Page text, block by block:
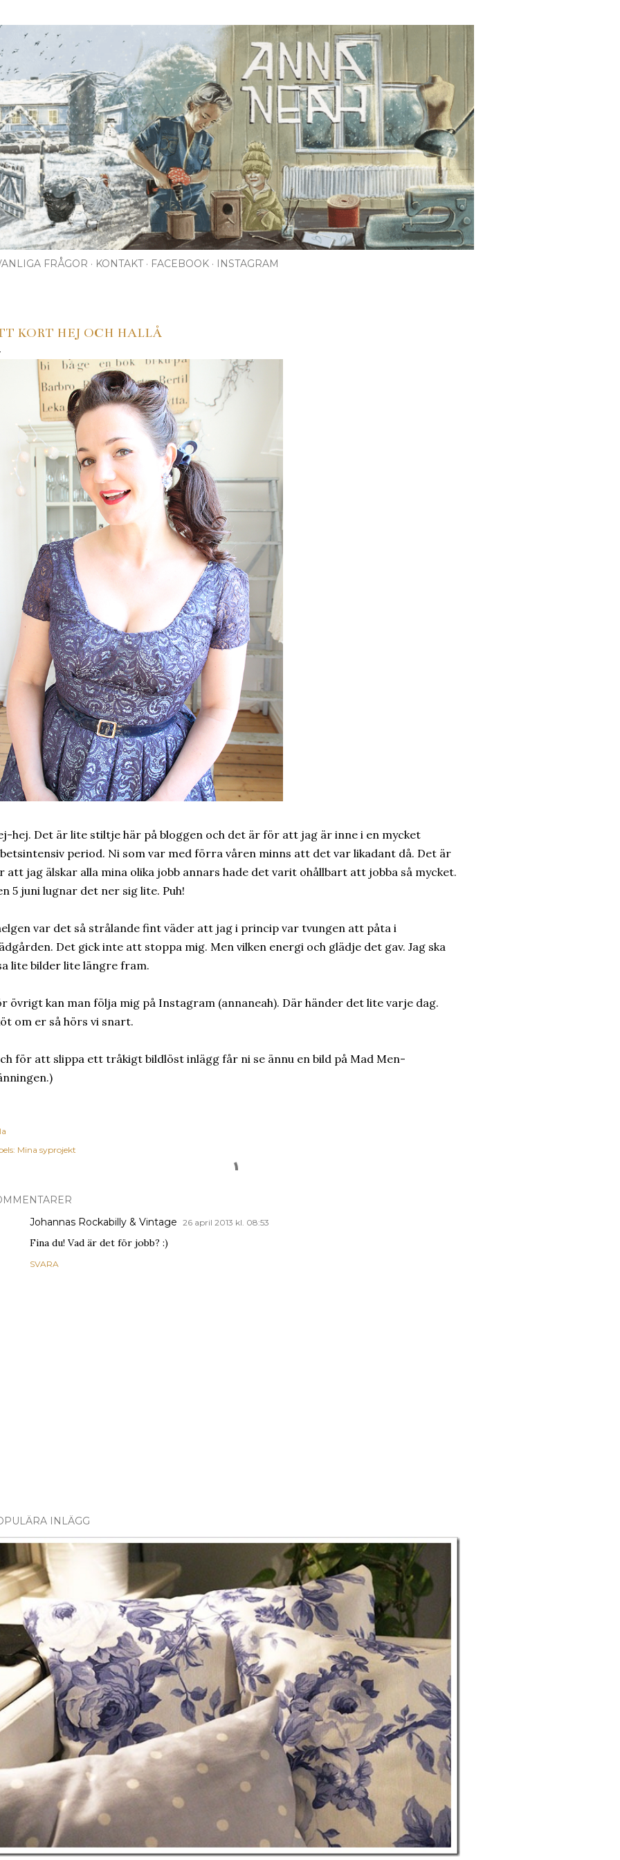
FRÅGOR KONTAKT FACEBOOK INSTAGRAM
KORT HEJ OCH HALLÅ
hej. Det är lite stiltje här på bloggen och det är för att jag är inne i en mycket
period. Ni som var med förra våren minns att det var likadant då. Det är
att jag älskar alla mina olika jobb annars hade det varit ohållbart att jobba så mycket.
5 juni lugnar det ner sig lite. Puh!
var det så strålande fint väder att jag i princip var tvungen att påta i
Det gick inte att stoppa mig. Men vilken energi och glädje det gav. Jag ska
lite bilder lite längre fram.
övrigt kan man följa mig på Instagram (annaneah). Där händer det lite varje dag.
om er så hörs vi snart.
för att slippa ett tråkigt bildlöst inlägg får ni se ännu en bild på Mad Men-
Mina syprojekt
Johannas Rockabilly & Vintage 26 april 2013 kl. 08:53
Fina du! Vad är det för jobb? :)
SVARA
INLÄGG